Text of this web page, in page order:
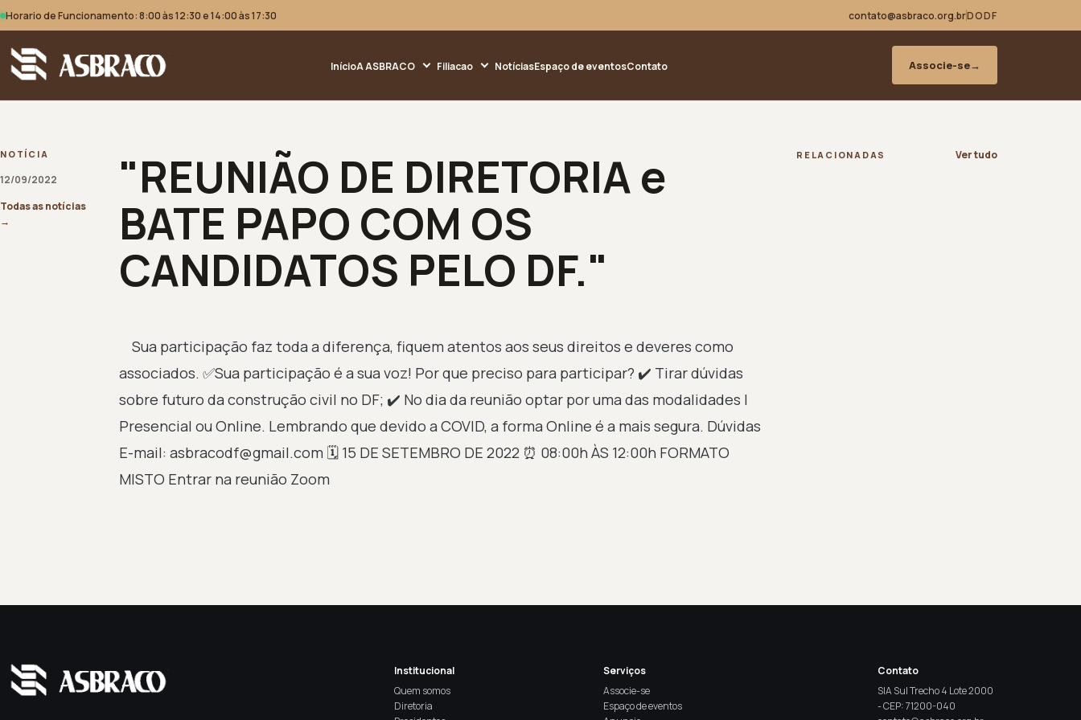
Horario de Funcionamento: 8:00 às 12:30 e 14:00 às 17:30 contato@asbraco.org.brDODF
InícioA ASBRACO Filiacao NotíciasEspaço de eventosContato Associe-se→
NOTÍCIA
12/09/2022
Todas as notícias
→
"REUNIÃO DE DIRETORIA e
BATE PAPO COM OS
CANDIDATOS PELO DF."
Sua participação faz toda a diferença, fiquem atentos aos seus direitos e deveres como
associados. ✅Sua participação é a sua voz! Por que preciso para participar? ✔️ Tirar dúvidas
sobre futuro da construção civil no DF; ✔️ No dia da reunião optar por uma das modalidades |
Presencial ou Online. Lembrando que devido a COVID, a forma Online é a mais segura. Dúvidas
E-mail: asbracodf@gmail.com 🗓️ 15 DE SETEMBRO DE 2022 ⏰ 08:00h ÀS 12:00h FORMATO
MISTO Entrar na reunião Zoom
RELACIONADAS Ver tudo
Institucional
Quem somos
Diretoria
Serviços
Associe-se
Espaço de eventos
Contato
SIA Sul Trecho 4 Lote 2000
- CEP: 71200-040